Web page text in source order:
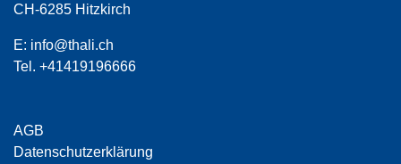
CH-6285 Hitzkirch
E: info@thali.ch
Tel. +41419196666
AGB
Datenschutzerklärung